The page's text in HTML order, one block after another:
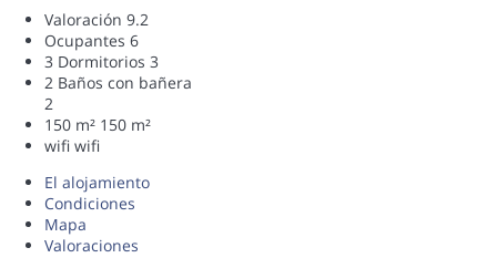
Valoración 9.2
Ocupantes 6
3 Dormitorios 3
2 Baños con bañera
2
150 m² 150 m²
wifi wifi
El alojamiento
Condiciones
Mapa
Valoraciones